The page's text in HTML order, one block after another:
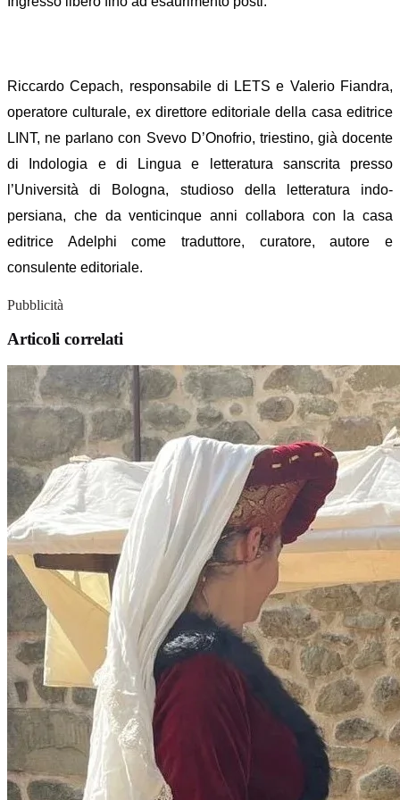
Riccardo Cepach, responsabile di LETS e Valerio Fiandra,
operatore culturale, ex direttore editoriale della casa editrice
LINT, ne parlano con Svevo D’Onofrio, triestino, già docente
di Indologia e di Lingua e letteratura sanscrita presso
l’Università di Bologna, studioso della letteratura indo-
persiana, che da venticinque anni collabora con la casa
editrice Adelphi come traduttore, curatore, autore e
consulente editoriale.
Pubblicità
Articoli correlati